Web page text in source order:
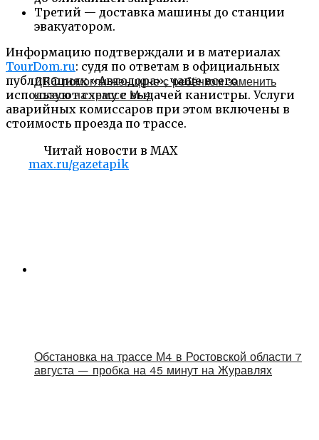
Третий — доставка машины до станции
эвакуатором.
Информацию подтверждали и в материалах
TourDom.ru: судя по ответам в официальных
публикациях «Автодора», чаще всего
используют схему с выдачей канистры. Услуги
аварийных комиссаров при этом включены в
стоимость проезда по трассе.
Читай новости в MAX
max.ru/gazetapik
ДПС помогли женщине с ребёнком заменить
колесо на трассе М-4
Обстановка на трассе М4 в Ростовской области 7
августа — пробка на 45 минут на Журавлях